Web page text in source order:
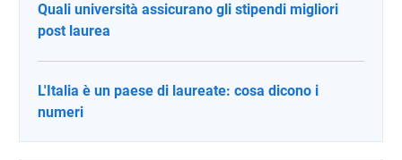
Quali università assicurano gli stipendi migliori
post laurea
L'Italia è un paese di laureate: cosa dicono i
numeri